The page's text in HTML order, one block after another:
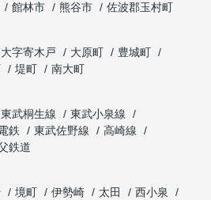
館林市 熊谷市
佐波郡玉村町
大字寄木戸 大原町
豊城町
堤町
南大町
東武桐生線
東武小泉線
鉄 東武佐野線
高崎線
鉄道
境町 伊勢崎 太田
西小泉